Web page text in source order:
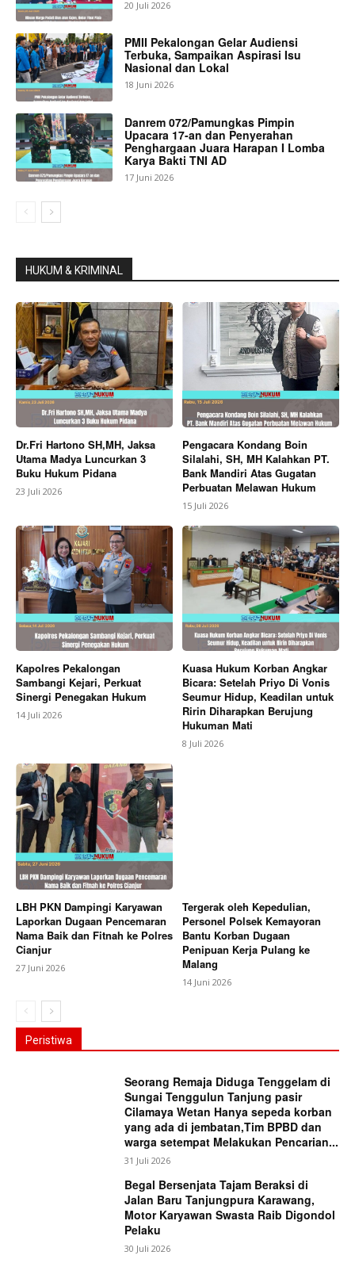
20 Juli 2026
PMII Pekalongan Gelar Audiensi
Terbuka, Sampaikan Aspirasi Isu
Nasional dan Lokal
18 Juni 2026
Danrem 072/Pamungkas Pimpin
Upacara 17-an dan Penyerahan
Penghargaan Juara Harapan I Lomba
Karya Bakti TNI AD
17 Juni 2026
HUKUM & KRIMINAL
Dr.Fri Hartono SH,MH, Jaksa
Utama Madya Luncurkan 3
Buku Hukum Pidana
23 Juli 2026
Pengacara Kondang Boin
Silalahi, SH, MH Kalahkan PT.
Bank Mandiri Atas Gugatan
Perbuatan Melawan Hukum
15 Juli 2026
Kapolres Pekalongan
Sambangi Kejari, Perkuat
Sinergi Penegakan Hukum
14 Juli 2026
Kuasa Hukum Korban Angkar
Bicara: Setelah Priyo Di Vonis
Seumur Hidup, Keadilan untuk
Ririn Diharapkan Berujung
Hukuman Mati
8 Juli 2026
LBH PKN Dampingi Karyawan
Laporkan Dugaan Pencemaran
Nama Baik dan Fitnah ke Polres
Cianjur
27 Juni 2026
Tergerak oleh Kepedulian,
Personel Polsek Kemayoran
Bantu Korban Dugaan
Penipuan Kerja Pulang ke
Malang
14 Juni 2026
Peristiwa
Seorang Remaja Diduga Tenggelam di
Sungai Tenggulun Tanjung pasir
Cilamaya Wetan Hanya sepeda korban
yang ada di jembatan,Tim BPBD dan
warga setempat Melakukan Pencarian...
31 Juli 2026
Begal Bersenjata Tajam Beraksi di
Jalan Baru Tanjungpura Karawang,
Motor Karyawan Swasta Raib Digondol
Pelaku
30 Juli 2026